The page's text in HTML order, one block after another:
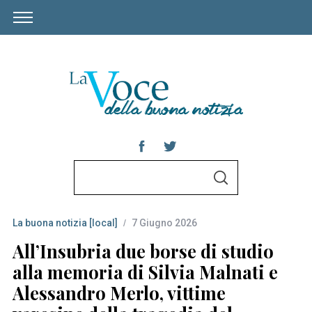
r
c
h
f
o
S
La buona notizia [local] 7 Giugno 2026
All’Insubria due borse di studio
alla memoria di Silvia Malnati e
Alessandro Merlo, vittime